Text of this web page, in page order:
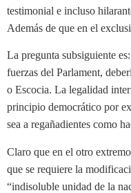
testimonial e incluso
Además de que en el
La pregunta subsiguiente
fuerzas del Parlament,
o Escocia. La legalidad
principio democrático por
sea a regañadientes como
Claro que en el otro
que se requiere la
“indisoluble unidad de la